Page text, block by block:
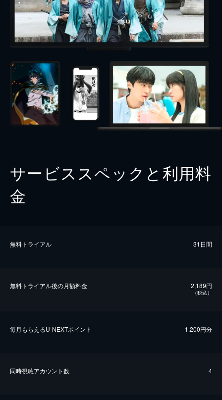
サービススペックと利用料
金
無料トライアル 31日間
無料トライアル後の⽉額料金 2,189円
（税込）
毎⽉もらえるU-NEXTポイント 1,200円分
同時視聴アカウント数 4